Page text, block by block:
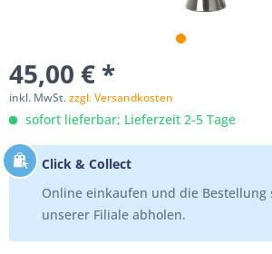
45,00 € *
inkl. MwSt.zzgl. Versandkosten
sofort lieferbar; Lieferzeit 2-5 Tage
Click & Collect
Online einkaufen und die Bestellung
unserer Filiale abholen.